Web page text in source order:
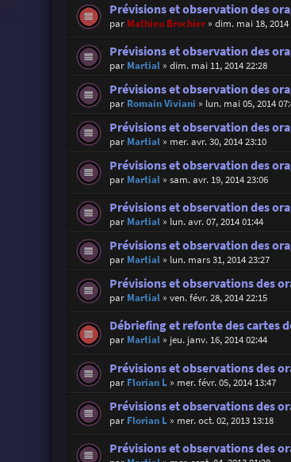
Prévisions et observation des
par Mathieu Brochier» dim. mai 18, 2014
Prévisions et observation des
par Martial» dim. mai 11, 2014 22:28
Prévisions et observation des
par Romain Viviani » lun. mai 05, 2014
Prévisions et observation des
par Martial» mer. avr. 30, 2014 23:10
Prévisions et observation des
par Martial» sam. avr. 19, 2014 23:06
Prévisions et observation des
par Martial» lun. avr. 07, 2014 01:44
Prévisions et observation des
par Martial» lun. mars 31, 2014 23:27
Prévisions et observations des
par Martial» ven. févr. 28, 2014 22:15
Débriefing et refonte des cartes
par Martial» jeu. janv. 16, 2014 02:44
Prévisions et observations des
par Florian L» mer. févr. 05, 2014 13:47
Prévisions et observations des
par Florian L» mer. oct. 02, 2013 13:18
Prévisions et observations des